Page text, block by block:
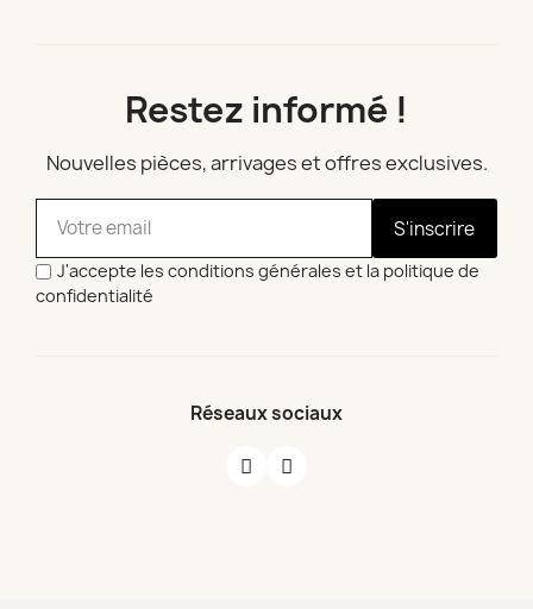
Restez informé !
Nouvelles pièces, arrivages et offres exclusives.
S'inscrire
J'accepte les conditions générales et la politique de
confidentialité
Réseaux sociaux